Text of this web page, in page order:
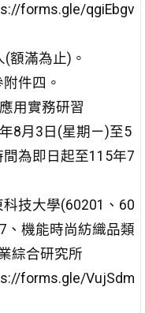
forms.gle/qgiEbgv
額滿為止)。
件四。
用實務研習
8月3日(星期ㄧ)至5
為即日起至115年7
技大學(60201、60
、機能時尚紡織品類
綜合研究所
forms.gle/VujSdm